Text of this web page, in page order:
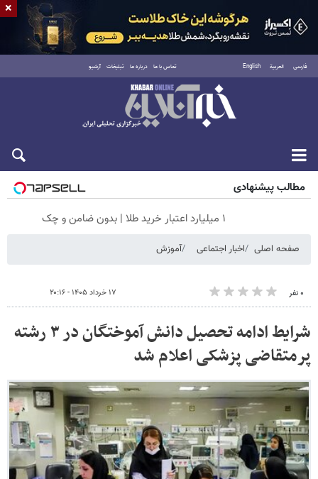
فارسی العربية English تماس با ما درباره ما تبلیغات آرشیو
شنبه ۱۷ مرداد ۱۴۰۵
مطالب پیشنهادی
۱ میلیارد اعتبار خرید طلا | بدون ضامن و چک
صفحه اصلی اخبار اجتماعی آموزش
۰ نفر ۱۷ خرداد ۱۴۰۵ - ۲۰:۱۶
شرایط ادامه تحصیل دانش آموختگان در ۳ رشته
پرمتقاضی پزشکی اعلام شد
×